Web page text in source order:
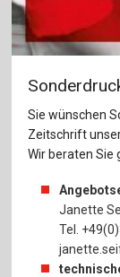
Sie wünschen
Zeitschrift
Wir beraten Sie
Janette
Tel.